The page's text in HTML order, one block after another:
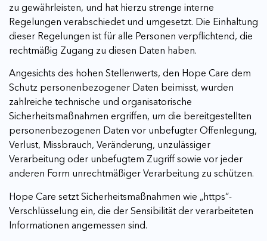
zu gewährleisten, und hat hierzu strenge interne
Regelungen verabschiedet und umgesetzt. Die Einhaltung
dieser Regelungen ist für alle Personen verpflichtend, die
rechtmäßig Zugang zu diesen Daten haben.
Angesichts des hohen Stellenwerts, den Hope Care dem
Schutz personenbezogener Daten beimisst, wurden
zahlreiche technische und organisatorische
Sicherheitsmaßnahmen ergriffen, um die bereitgestellten
personenbezogenen Daten vor unbefugter Offenlegung,
Verlust, Missbrauch, Veränderung, unzulässiger
Verarbeitung oder unbefugtem Zugriff sowie vor jeder
anderen Form unrechtmäßiger Verarbeitung zu schützen.
Hope Care setzt Sicherheitsmaßnahmen wie „https“-
Verschlüsselung ein, die der Sensibilität der verarbeiteten
Informationen angemessen sind.